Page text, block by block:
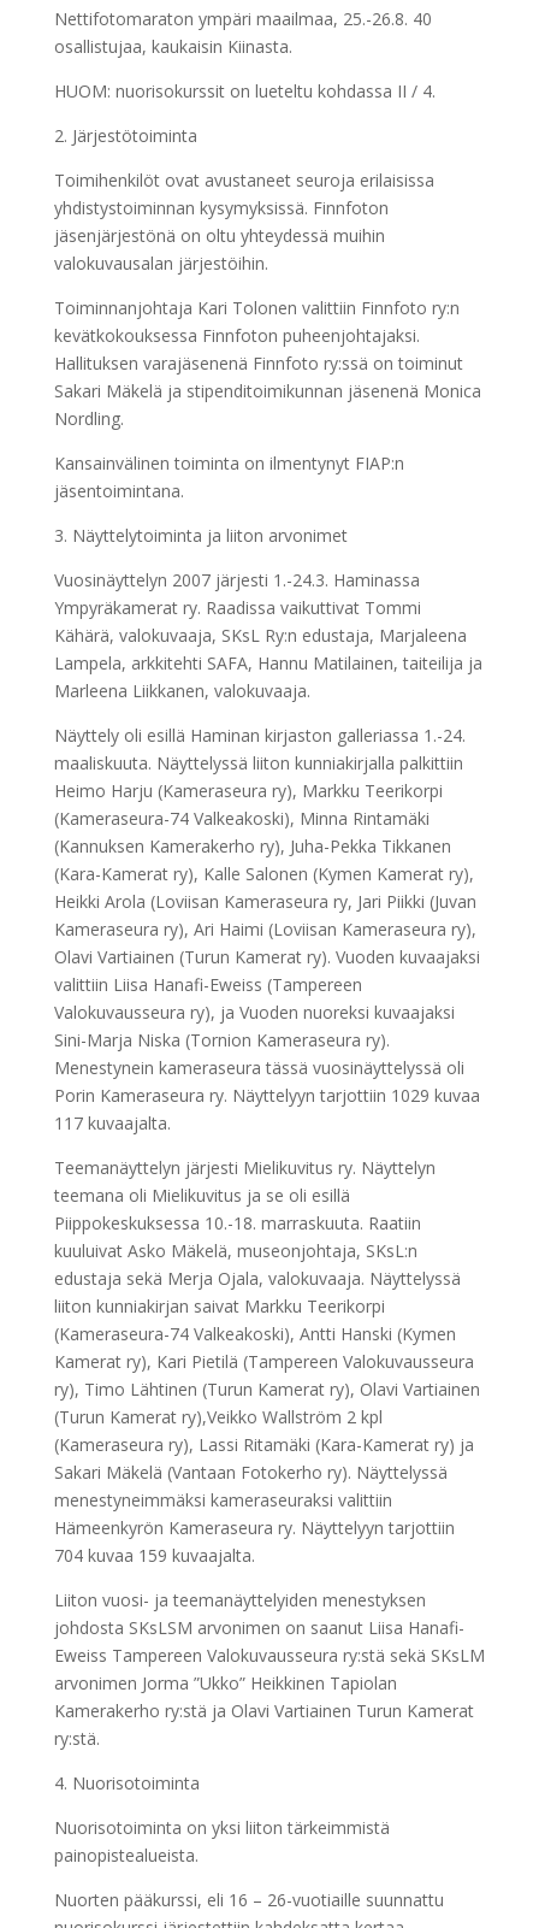
Nettifotomaraton ympäri maailmaa, 25.-26.8. 40
osallistujaa, kaukaisin Kiinasta.
HUOM: nuorisokurssit on lueteltu kohdassa II / 4.
2. Järjestötoiminta
Toimihenkilöt ovat avustaneet seuroja erilaisissa
yhdistystoiminnan kysymyksissä. Finnfoton
jäsenjärjestönä on oltu yhteydessä muihin
valokuvausalan järjestöihin.
Toiminnanjohtaja Kari Tolonen valittiin Finnfoto ry:n
kevätkokouksessa Finnfoton puheenjohtajaksi.
Hallituksen varajäsenenä Finnfoto ry:ssä on toiminut
Sakari Mäkelä ja stipenditoimikunnan jäsenenä Monica
Nordling.
Kansainvälinen toiminta on ilmentynyt FIAP:n
jäsentoimintana.
3. Näyttelytoiminta ja liiton arvonimet
Vuosinäyttelyn 2007 järjesti 1.-24.3. Haminassa
Ympyräkamerat ry. Raadissa vaikuttivat Tommi
Kähärä, valokuvaaja, SKsL Ry:n edustaja, Marjaleena
Lampela, arkkitehti SAFA, Hannu Matilainen, taiteilija ja
Marleena Liikkanen, valokuvaaja.
Näyttely oli esillä Haminan kirjaston galleriassa 1.-24.
maaliskuuta. Näyttelyssä liiton kunniakirjalla palkittiin
Heimo Harju (Kameraseura ry), Markku Teerikorpi
(Kameraseura-74 Valkeakoski), Minna Rintamäki
(Kannuksen Kamerakerho ry), Juha-Pekka Tikkanen
(Kara-Kamerat ry), Kalle Salonen (Kymen Kamerat ry),
Heikki Arola (Loviisan Kameraseura ry, Jari Piikki (Juvan
Kameraseura ry), Ari Haimi (Loviisan Kameraseura ry),
Olavi Vartiainen (Turun Kamerat ry). Vuoden kuvaajaksi
valittiin Liisa Hanafi-Eweiss (Tampereen
Valokuvausseura ry), ja Vuoden nuoreksi kuvaajaksi
Sini-Marja Niska (Tornion Kameraseura ry).
Menestynein kameraseura tässä vuosinäyttelyssä oli
Porin Kameraseura ry. Näyttelyyn tarjottiin 1029 kuvaa
117 kuvaajalta.
Teemanäyttelyn järjesti Mielikuvitus ry. Näyttelyn
teemana oli Mielikuvitus ja se oli esillä
Piippokeskuksessa 10.-18. marraskuuta. Raatiin
kuuluivat Asko Mäkelä, museonjohtaja, SKsL:n
edustaja sekä Merja Ojala, valokuvaaja. Näyttelyssä
liiton kunniakirjan saivat Markku Teerikorpi
(Kameraseura-74 Valkeakoski), Antti Hanski (Kymen
Kamerat ry), Kari Pietilä (Tampereen Valokuvausseura
ry), Timo Lähtinen (Turun Kamerat ry), Olavi Vartiainen
(Turun Kamerat ry),Veikko Wallström 2 kpl
(Kameraseura ry), Lassi Ritamäki (Kara-Kamerat ry) ja
Sakari Mäkelä (Vantaan Fotokerho ry). Näyttelyssä
menestyneimmäksi kameraseuraksi valittiin
Hämeenkyrön Kameraseura ry. Näyttelyyn tarjottiin
704 kuvaa 159 kuvaajalta.
Liiton vuosi- ja teemanäyttelyiden menestyksen
johdosta SKsLSM arvonimen on saanut Liisa Hanafi-
Eweiss Tampereen Valokuvausseura ry:stä sekä SKsLM
arvonimen Jorma ”Ukko” Heikkinen Tapiolan
Kamerakerho ry:stä ja Olavi Vartiainen Turun Kamerat
ry:stä.
4. Nuorisotoiminta
Nuorisotoiminta on yksi liiton tärkeimmistä
painopistealueista.
Nuorten pääkurssi, eli 16 – 26-vuotiaille suunnattu